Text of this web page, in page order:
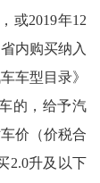
或2019年12
内购买纳入
车型目录》
的，给予汽
价（价税合
2.0升及以下